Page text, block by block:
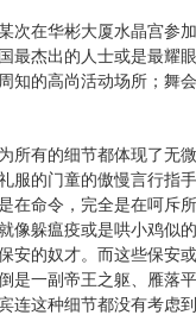
次在华彬大厦水晶宫参
最杰出的人士或是最耀
知的高尚活动场所；舞
所有的细节都体现了无
服的门童的傲慢言行指
在命令，完全是在呵斥
像躲瘟疫或是哄小鸡似
安的奴才。而这些保安
是一副帝王之躯、雁落
连这种细节都没有考虑